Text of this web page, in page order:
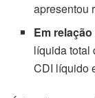
apresentou
Em
líquida total
CDI líquido